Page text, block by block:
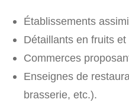
Établissements
Détaillants en fruits et
Commerces
Enseignes de
brasserie, etc.).